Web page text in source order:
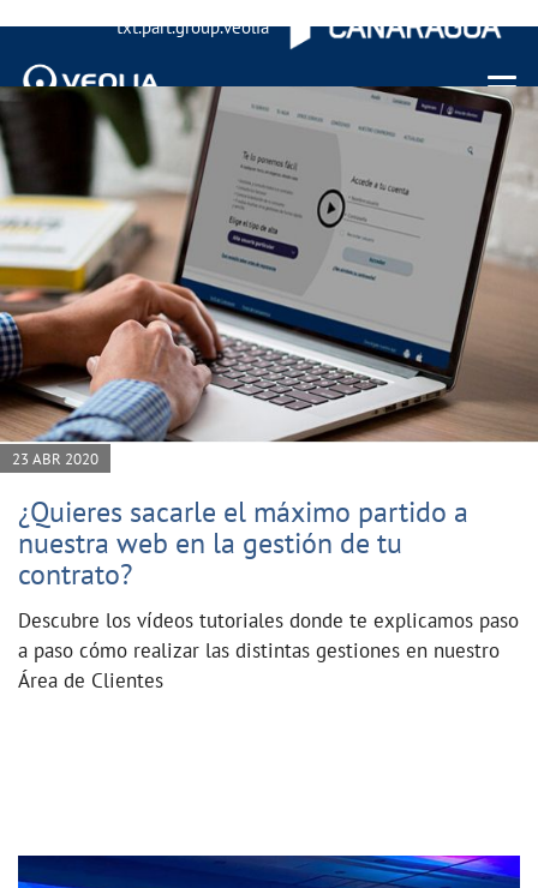
txt.part.group.veolia
Menu
23 ABR 2020
¿Quieres sacarle el máximo partido a
nuestra web en la gestión de tu
contrato?
Descubre los vídeos tutoriales donde te explicamos paso
a paso cómo realizar las distintas gestiones en nuestro
Área de Clientes